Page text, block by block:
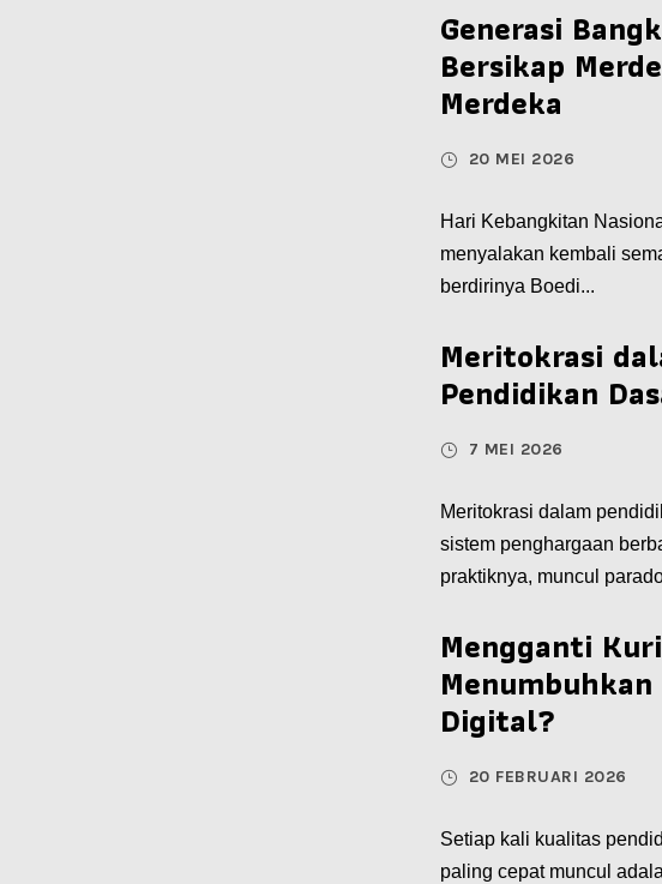
Generasi
Bersikap
Merdeka
20 MEI 2026
Hari Kebangkitan
menyalakan kembali
berdirinya Boedi...
Meritokrasi
Pendidikan
7 MEI 2026
Meritokrasi dalam
sistem penghargaan
praktiknya, muncul
Mengganti
Digital?
20 FEBRUARI 2026
Setiap kali kualitas
paling cepat muncul